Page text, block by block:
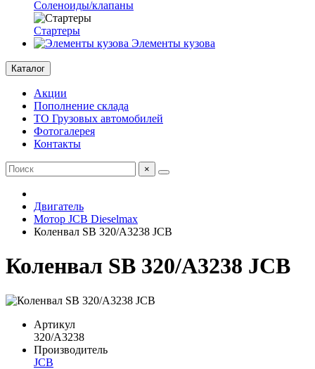
Соленоиды/клапаны
Стартеры
Элементы кузова
Каталог
Акции
Пополнение склада
ТО Грузовых автомобилей
Фотогалерея
Контакты
×
Двигатель
Мотор JCB Dieselmax
Коленвал SB 320/A3238 JCB
Коленвал SB 320/A3238 JCB
Артикул
320/A3238
Производитель
JCB